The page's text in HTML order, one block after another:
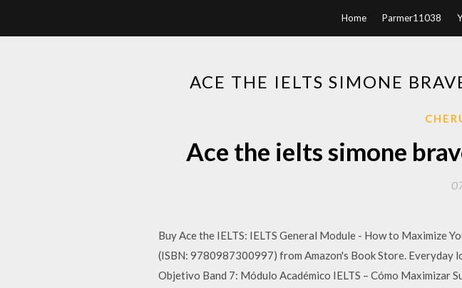
Home Parmer11038
ACE THE IELTS SIMONE
Ace the ielts simone
Buy Ace the IELTS: IELTS General Module - How to Maximize
(ISBN: 9780987300997) from Amazon's Book Store. Everyday
Objetivo Band 7: Módulo Académico IELTS – Cómo Maximizar